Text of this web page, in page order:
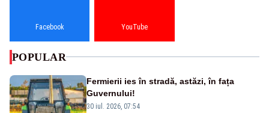
Facebook YouTube
POPULAR
Fermierii ies în stradă, astăzi, în fața
Guvernului!
30 iul. 2026, 07:54